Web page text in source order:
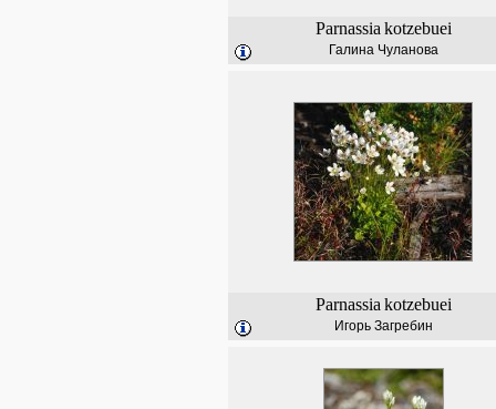
Parnassia kotzebuei
Галина Чуланова
Parnassia kotzebuei
Игорь Загребин